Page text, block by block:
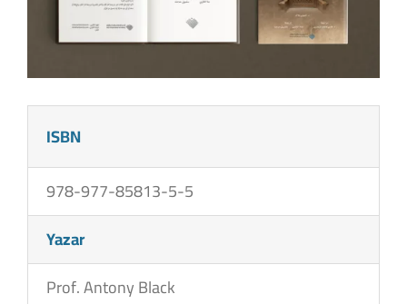
ISBN
978-977-85813-5-5
Yazar
Prof. Antony Black